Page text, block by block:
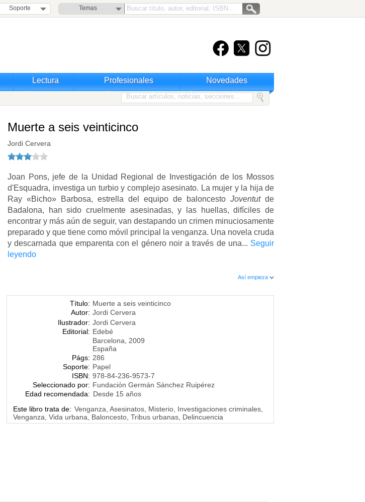
Soporte Temas
Lectura Profesionales Novedades
Muerte a seis veinticinco
Jordi Cervera
Joan Pons, jefe de la Unidad Regional de Investigación de los Mossos
d'Esquadra, investiga un turbio y complejo asesinato. La mujer y la hija de
Ray «Bicho» Barbosa, estrella del equipo de baloncesto Joventut de
Badalona, han sido cruelmente asesinadas, y las huellas, difíciles de
encontrar y más aún de seguir, van destapando un crimen minuciosamente
preparado y que tiene como móvil principal la venganza. Una novela cruda
y descarnada que emparenta con el género noir a través de una... Seguir
leyendo
Así empieza
Título: Muerte a seis veinticinco
Autor: Jordi Cervera
Ilustrador: Jordi Cervera
Editorial: Edebé
Barcelona, 2009
España
Págs: 286
Soporte: Papel
ISBN: 978-84-236-9573-7
Seleccionado por: Fundación Germán Sánchez Ruipérez
Edad recomendada: Desde 15 años
Este libro trata de: Venganza, Asesinatos, Misterio, Investigaciones criminales,
Venganza, Vida urbana, Baloncesto, Tribus urbanas, Delincuencia